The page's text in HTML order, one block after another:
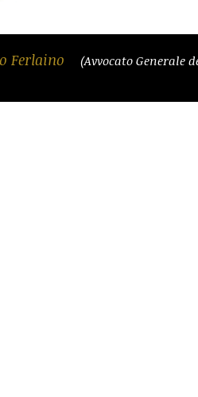
Ferlaino (Avvocato Generale